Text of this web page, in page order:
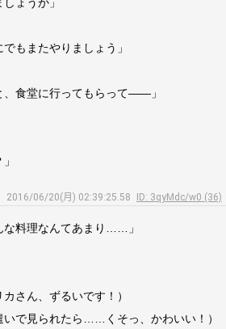
もまたやりましょう」
、食堂に行ってもらって――」
2016/06/20(月) 02:39:25.58
ID: 3qyMdc/w0 (36)
な料理なんてあまり……」
さん、ずるいです！）
で見られたら……くそっ、かわいい！）